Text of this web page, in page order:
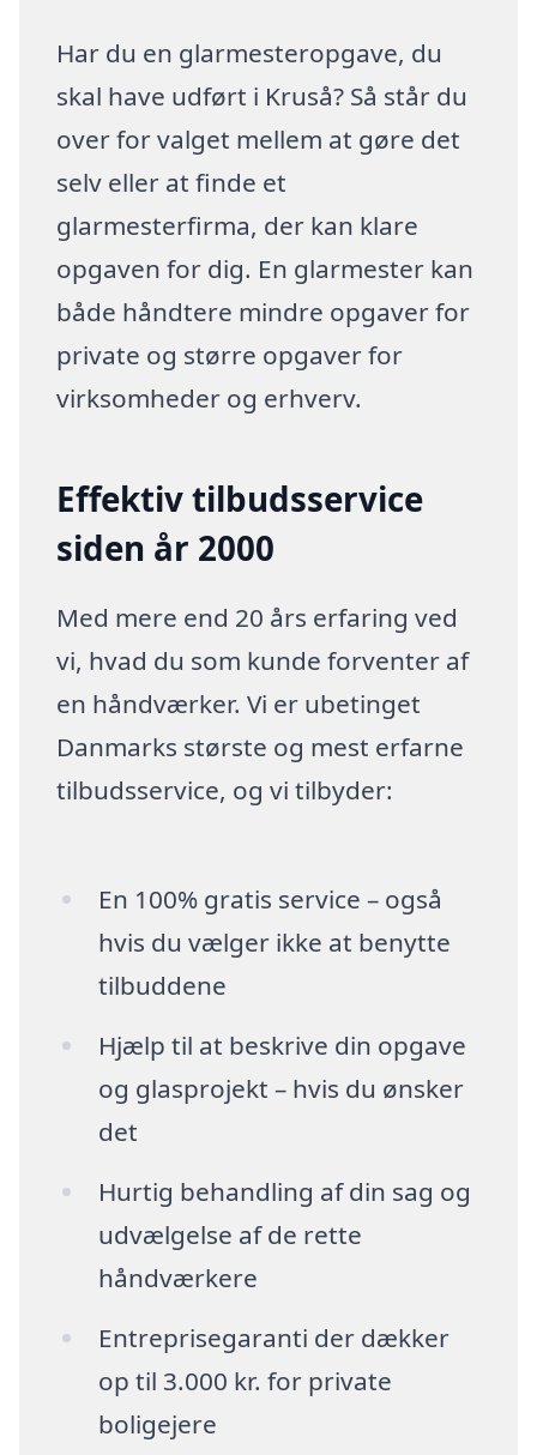
Har du en glarmesteropgave, du
skal have udført i Kruså? Så står du
over for valget mellem at gøre det
selv eller at finde et
glarmesterfirma, der kan klare
opgaven for dig. En glarmester kan
både håndtere mindre opgaver for
private og større opgaver for
virksomheder og erhverv.
Effektiv tilbudsservice
siden år 2000
Med mere end 20 års erfaring ved
vi, hvad du som kunde forventer af
en håndværker. Vi er ubetinget
Danmarks største og mest erfarne
tilbudsservice, og vi tilbyder:
En 100% gratis service – også
hvis du vælger ikke at benytte
tilbuddene
Hjælp til at beskrive din opgave
og glasprojekt – hvis du ønsker
det
Hurtig behandling af din sag og
udvælgelse af de rette
håndværkere
Entreprisegaranti der dækker
op til 3.000 kr. for private
boligejere